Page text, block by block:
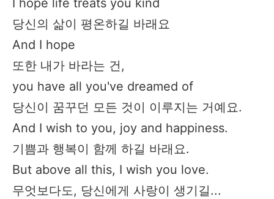
당신의 삶이 평온하길 바래요
And I hope
또한 내가 바라는 건,
you have all you've dreamed of
당신이 꿈꾸던 모든 것이 이루지는 거예요.
And I wish to you, joy and happiness.
기쁨과 행복이 함께 하길 바래요.
But above all this, I wish you love.
무엇보다도, 당신에게 사랑이 생기길...